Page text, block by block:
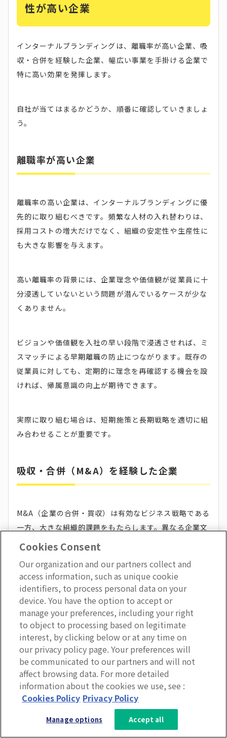
性が高い企業
インターナルブランディングは、離職率が高い企業、吸
収・合併を経験した企業、幅広い事業を手掛ける企業で
特に高い効果を発揮します。
自社が当てはまるかどうか、順番に確認していきましょ
う。
離職率が高い企業
離職率の高い企業は、インターナルブランディングに優
先的に取り組むべきです。頻繁な人材の入れ替わりは、
採用コストの増大だけでなく、組織の安定性や生産性に
も大きな影響を与えます。
高い離職率の背景には、企業理念や価値観が従業員に十
分浸透していないという問題が潜んでいるケースが少な
くありません。
ビジョンや価値観を入社の早い段階で浸透させれば、ミ
スマッチによる早期離職の防止につながります。既存の
従業員に対しても、定期的に理念を再確認する機会を設
ければ、帰属意識の向上が期待できます。
実際に取り組む場合は、短期施策と長期戦略を適切に組
み合わせることが重要です。
吸収・合併（M&A）を経験した企業
M&A（企業の合併・買収）は有効なビジネス戦略である
一方、大きな組織的課題をもたらします。異なる企業文
化や価値観を持つ従業員が急に1つの組織で働くため、
インターナルブランディングは、こうした環境でこそ効
果を発揮します。新組織のビジョンや価値観を早期に確
立し、全従業員に浸透させることが統合成功の鍵です。
合併直後から経営陣による全体会議で新しいビジョンを
明確に伝え、部門を越えた交流イベントを企画するなど
の施策が効果的です。両組織の従業員代表を集めてワー
クショップを開催し、新しい理念や行動指針を共同で策
定する方法も有効でしょう。
3分で分かるLumApps
サービス資料を無料ダウンロー
ド
Cookies Consent
Our organization and our partners collect and
access information, such as unique cookie
identifiers, to process personal data on your
device. You have the option to accept or
manage your preferences, including your right
to object to processing based on legitimate
interest, by clicking below or at any time on
our privacy policy page. Your preferences will
be communicated to our partners and will not
affect browsing data. For more detailed
information about the cookies we use, see :
Cookies Policy Privacy Policy
Manage options Accept all